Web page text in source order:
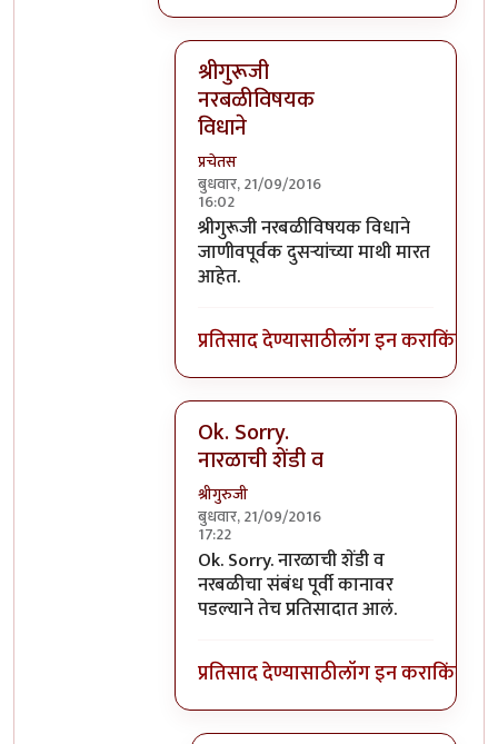
श्रीगुरूजी
नरबळीविषयक
विधाने
प्रचेतस
बुधवार, 21/09/2016
16:02
In reply toघाटपांड्यांनी नारळ फोडणे
श्रीगुरूजी नरबळीविषयक विधाने
जाणीवपूर्वक दुसऱ्यांच्या माथी मारत
आहेत.
प्रतिसाद देण्यासाठीलॉग इन कराकिंवा
Ok. Sorry.
नारळाची शेंडी व
श्रीगुरुजी
बुधवार, 21/09/2016
17:22
In reply toघाटपांड्यांनी नारळ फोडणे
Ok. Sorry. नारळाची शेंडी व
नरबळीचा संबंध पूर्वी कानावर
पडल्याने तेच प्रतिसादात आलं.
प्रतिसाद देण्यासाठीलॉग इन कराकिंवा